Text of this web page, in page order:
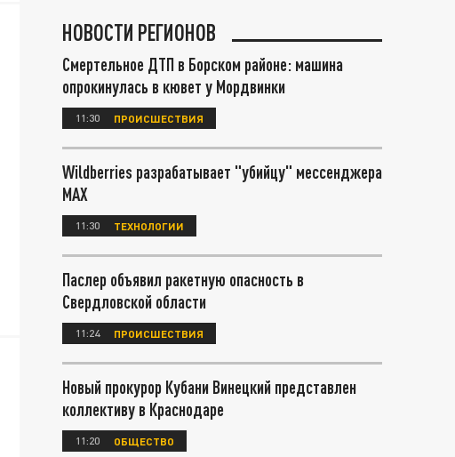
НОВОСТИ РЕГИОНОВ
Смертельное ДТП в Борском районе: машина
опрокинулась в кювет у Мордвинки
11:30 ПРОИСШЕСТВИЯ
Wildberries разрабатывает "убийцу" мессенджера
МАХ
11:30 ТЕХНОЛОГИИ
Паслер объявил ракетную опасность в
Свердловской области
11:24 ПРОИСШЕСТВИЯ
Новый прокурор Кубани Винецкий представлен
коллективу в Краснодаре
11:20 ОБЩЕСТВО